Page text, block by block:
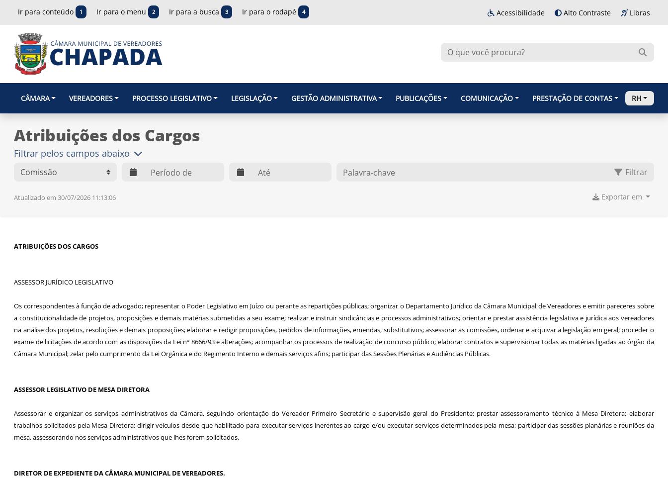
Ir para conteúdo 1 Ir para o menu 2 Ir para a busca 3 Ir para o rodapé 4 Acessibilidade Alto Contraste Libras
CÂMARA VEREADORES PROCESSO LEGISLATIVO LEGISLAÇÃO GESTÃO ADMINISTRATIVA PUBLICAÇÕES COMUNICAÇÃO PRESTAÇÃO DE CONTAS RH
Atribuições dos Cargos
Filtrar pelos campos abaixo
web.dts web.dte O que você procura? Filtrar
Atualizado em 30/07/2026 11:13:06 Exportar em
ATRIBUIÇÕES DOS CARGOS
ASSESSOR JURÍDICO LEGISLATIVO
Os correspondentes à função de advogado; representar o Poder Legislativo em Juízo ou perante as repartições públicas; organizar o Departamento Jurídico da Câmara Municipal de Vereadores e emitir pareceres sobre
a constitucionalidade de projetos, proposições e demais matérias submetidas a seu exame; realizar e instruir sindicâncias e processos administrativos; orientar e prestar assistência legislativa e jurídica aos vereadores
na análise dos projetos, resoluções e demais proposições; elaborar e redigir proposições, pedidos de informações, emendas, substitutivos; assessorar as comissões, ordenar e arquivar a legislação em geral; proceder o
exame de licitações de acordo com as disposições da Lei nº 8666/93 e alterações; acompanhar os processos de realização de concurso público; elaborar contratos e supervisionar todas as matérias ligadas ao órgão da
Câmara Municipal; zelar pelo cumprimento da Lei Orgânica e do Regimento Interno e demais serviços afins; participar das Sessões Plenárias e Audiências Públicas.
ASSESSOR LEGISLATIVO DE MESA DIRETORA
Assessorar e organizar os serviços administrativos da Câmara, seguindo orientação do Vereador Primeiro Secretário e supervisão geral do Presidente; prestar assessoramento técnico à Mesa Diretora; elaborar
trabalhos solicitados pela Mesa Diretora; dirigir veículos desde que habilitado para executar serviços inerentes ao cargo e/ou executar serviços determinados pela mesa; participar das sessões planárias e reuniões da
mesa, assessorando nos serviços administrativos que lhes forem solicitados.
DIRETOR DE EXPEDIENTE DA CÂMARA MUNICIPAL DE VEREADORES.